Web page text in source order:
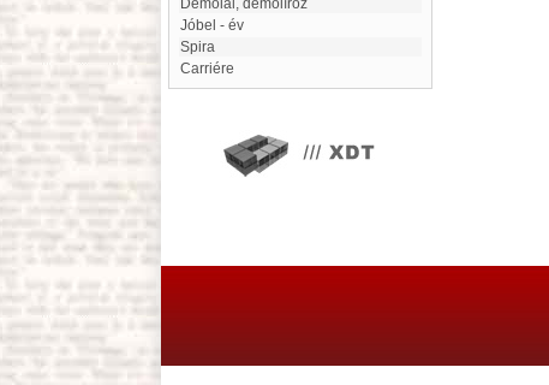
demolál, demolíroz
Jóbel - év
Spira
Carriére